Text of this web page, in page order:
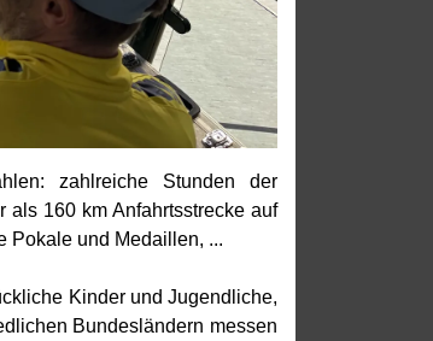
zahlreiche Stunden der
als 160 km Anfahrtsstrecke auf
Pokale und Medaillen, ...
Kinder und Jugendliche,
Bundesländern messen